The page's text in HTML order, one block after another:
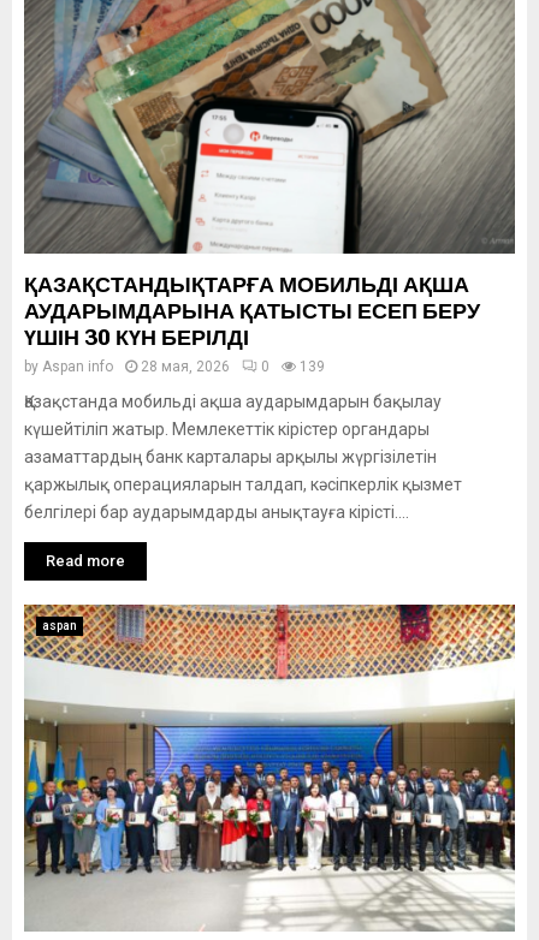
ҚАЗАҚСТАНДЫҚТАРҒА МОБИЛЬДІ АҚША
АУДАРЫМДАРЫНА ҚАТЫСТЫ ЕСЕП БЕРУ
ҮШІН 30 КҮН БЕРІЛДІ
by Aspan info 28 мая, 2026 0 139
Қазақстанда мобильді ақша аударымдарын бақылау
күшейтіліп жатыр. Мемлекеттік кірістер органдары
азаматтардың банк карталары арқылы жүргізілетін
қаржылық операцияларын талдап, кәсіпкерлік қызмет
белгілері бар аударымдарды анықтауға кірісті....
Read more
aspan